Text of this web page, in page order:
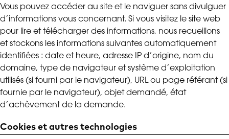
Vous pouvez accéder au site et le naviguer sans divulguer
d’informations vous concernant. Si vous visitez le site web
pour lire et télécharger des informations, nous recueillons
et stockons les informations suivantes automatiquement
identifiées : date et heure, adresse IP d’origine, nom du
domaine, type de navigateur et système d’exploitation
utilisés (si fourni par le navigateur), URL ou page référant (si
fournie par le navigateur), objet demandé, état
d’achèvement de la demande.
Cookies et autres technologies